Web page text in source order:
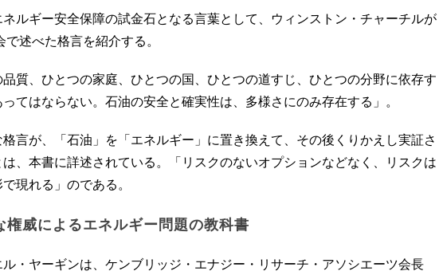
ルギー安全保障の試金石となる言葉として、ウィンストン・チャーチルが
で述べた格言を紹介する。
質、ひとつの家庭、ひとつの国、ひとつの道すじ、ひとつの分野に依存す
てはならない。石油の安全と確実性は、多様さにのみ存在する」。
言が、「石油」を「エネルギー」に置き換えて、その後くりかえし実証さ
、本書に詳述されている。「リスクのないオプションなどなく、リスクは
現れる」のである。
権威によるエネルギー問題の教科書
・ヤーギンは、ケンブリッジ・エナジー・リサーチ・アソシエーツ会長